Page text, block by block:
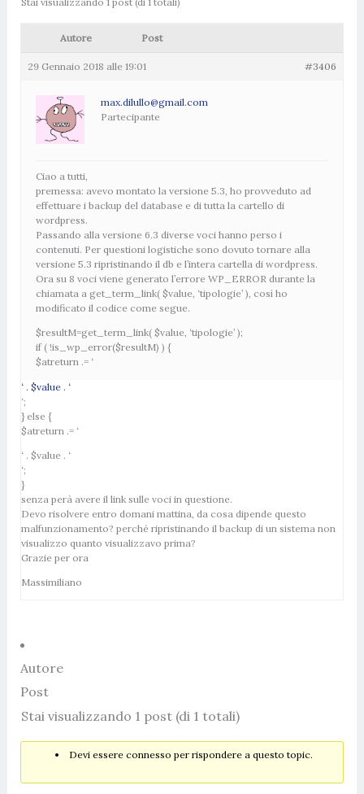
Autore Post
29 Gennaio 2018 alle 19:01 #3406
max.dilullo@gmail.com
Partecipante
Ciao a tutti,
premessa: avevo montato la versione 5.3, ho provveduto ad
effettuare i backup del database e di tutta la cartello di
wordpress.
Passando alla versione 6.3 diverse voci hanno perso i
contenuti. Per questioni logistiche sono dovuto tornare alla
versione 5.3 ripristinando il db e l’intera cartella di wordpress.
Ora su 8 voci viene generato l’errore WP_ERROR durante la
chiamata a get_term_link( $value, ‘tipologie’ ), così ho
modificato il codice come segue.
$resultM=get_term_link( $value, ‘tipologie’ );
if ( !is_wp_error($resultM) ) {
$atreturn .= ‘
‘ . $value . ‘
‘;
} else {
$atreturn .= ‘
‘ . $value . ‘
‘;
}
senza perà avere il link sulle voci in questione.
Devo risolvere entro domani mattina, da cosa dipende questo
malfunzionamento? perché ripristinando il backup di un sistema non
visualizzo quanto visualizzavo prima?
Grazie per ora
Massimiliano
Autore
Post
Stai visualizzando 1 post (di 1 totali)
Devi essere connesso per rispondere a questo topic.